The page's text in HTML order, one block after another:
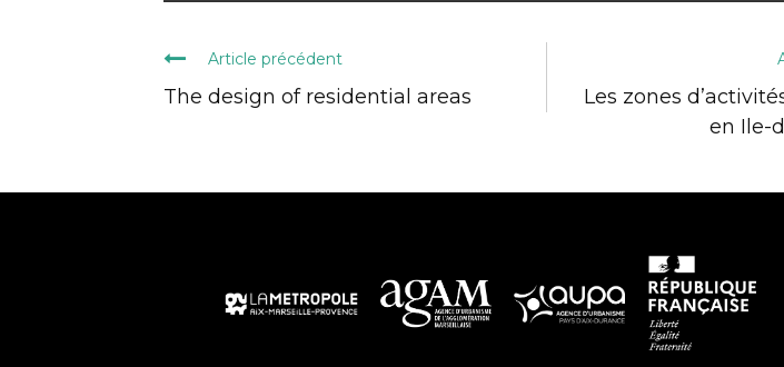
Article précédent
The design of residential areas
Les zones
en Ile-